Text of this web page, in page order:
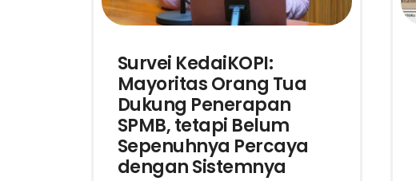
Survei KedaiKOPI:
Mayoritas Orang Tua
Dukung Penerapan
SPMB, tetapi Belum
Sepenuhnya Percaya
dengan Sistemnya